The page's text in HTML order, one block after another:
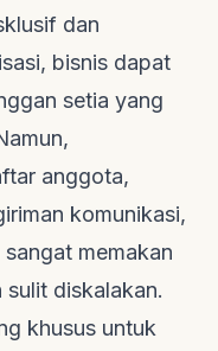
dan
bisnis dapat
setia yang
anggota,
komunikasi,
memakan
diskalakan.
khusus untuk